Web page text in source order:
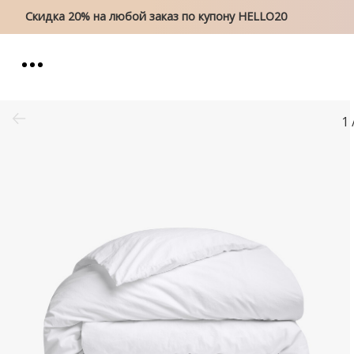
Скидка 20% на любой заказ по купону HELLO20
1